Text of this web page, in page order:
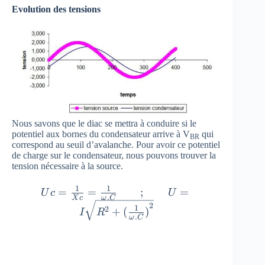
w.c } )
}^{ 2 }
\tan {
{
R.C.\omega
Evolution des tensions
Nous savons que le diac se mettra à conduire si le
potentiel aux bornes du condensateur arrive à VBR qui
correspond au seuil d’avalanche. Pour avoir ce potentiel
de charge sur le condensateur, nous pouvons trouver la
tension nécessaire à la source.
{ U }{ c
}=\frac
{ 1 }{ {
Uc = Xc
1 = ω.C
1 ; U =
I R2 + ( ω.C
1 )2